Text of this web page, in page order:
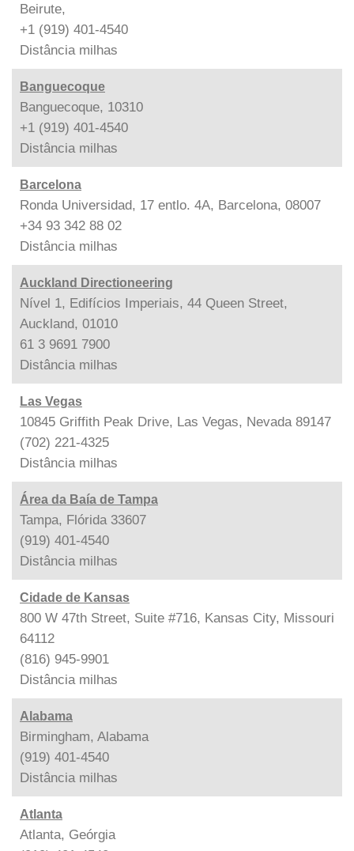
Beirute,
+1 (919) 401-4540
Distância milhas
Banguecoque
Banguecoque, 10310
+1 (919) 401-4540
Distância milhas
Barcelona
Ronda Universidad, 17 entlo. 4A, Barcelona, 08007
+34 93 342 88 02
Distância milhas
Auckland Directioneering
Nível 1, Edifícios Imperiais, 44 Queen Street,
Auckland, 01010
61 3 9691 7900
Distância milhas
Las Vegas
10845 Griffith Peak Drive, Las Vegas, Nevada 89147
(702) 221-4325
Distância milhas
Área da Baía de Tampa
Tampa, Flórida 33607
(919) 401-4540
Distância milhas
Cidade de Kansas
800 W 47th Street, Suite #716, Kansas City, Missouri
64112
(816) 945-9901
Distância milhas
Alabama
Birmingham, Alabama
(919) 401-4540
Distância milhas
Atlanta
Atlanta, Geórgia